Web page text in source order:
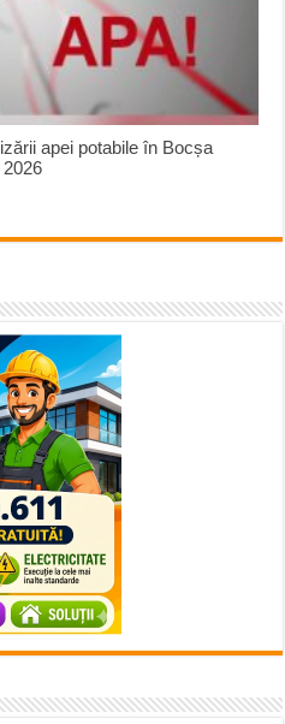
apei potabile în Bocșa